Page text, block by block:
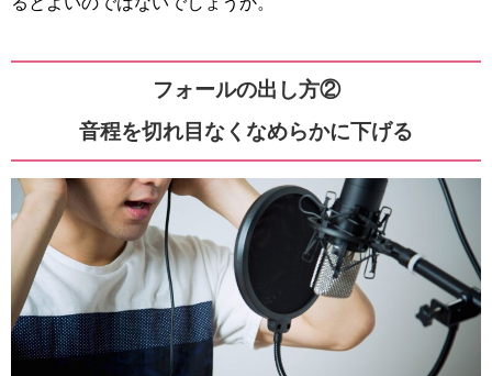
フォールの出し方②
音程を切れ目なくなめらかに下げる